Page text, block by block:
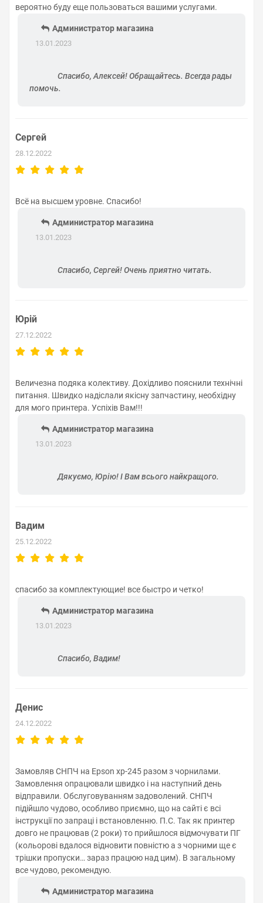
вероятно буду еще пользоваться вашими услугами.
Администратор магазина
13.01.2023
Спасибо, Алексей! Обращайтесь. Всегда рады
помочь.
Сергей
28.12.2022
Всё на высшем уровне. Спасибо!
Администратор магазина
13.01.2023
Спасибо, Сергей! Очень приятно читать.
Юрій
27.12.2022
Величезна подяка колективу. Дохідливо пояснили технічні
питання. Швидко надіслали якісну запчастину, необхідну
для мого принтера. Успіхів Вам!!!
Администратор магазина
13.01.2023
Дякуємо, Юрію! І Вам всього найкращого.
Вадим
25.12.2022
спасибо за комплектующие! все быстро и четко!
Администратор магазина
13.01.2023
Спасибо, Вадим!
Денис
24.12.2022
Замовляв СНПЧ на Epson xp-245 разом з чорнилами.
Замовлення опрацювали швидко і на наступний день
відправили. Обслуговуванням задоволений. СНПЧ
підійшло чудово, особливо приємно, що на сайті є всі
інструкції по запраці і встановленню. П.С. Так як принтер
довго не працював (2 роки) то прийшлося відмочувати ПГ
(кольорові вдалося відновити повністю а з чорними ще є
трішки пропуски… зараз працюю над цим). В загальному
все чудово, рекомендую.
Администратор магазина